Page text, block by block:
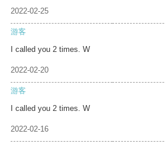
2022-02-25
游客
I called you 2 times. W
2022-02-20
游客
I called you 2 times. W
2022-02-16